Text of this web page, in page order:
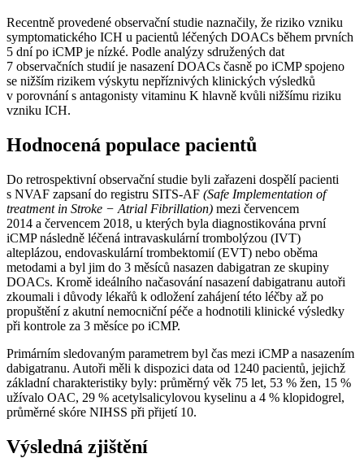
Recentně provedené observační studie naznačily, že riziko vzniku
symptomatického ICH u pacientů léčených DOACs během prvních
5 dní po iCMP je nízké. Podle analýzy sdružených dat
7 observačních studií je nasazení DOACs časně po iCMP spojeno
se nižším rizikem výskytu nepříznivých klinických výsledků
v porovnání s antagonisty vitaminu K hlavně kvůli nižšímu riziku
vzniku ICH.
Hodnocená populace pacientů
Do retrospektivní observační studie byli zařazeni dospělí pacienti
s NVAF zapsaní do registru SITS-AF (Safe Implementation of
treatment in Stroke −⁠ Atrial Fibrillation) mezi červencem
2014 a červencem 2018, u kterých byla diagnostikována první
iCMP následně léčená intravaskulární trombolýzou (IVT)
alteplázou, endovaskulární trombektomií (EVT) nebo oběma
metodami a byl jim do 3 měsíců nasazen dabigatran ze skupiny
DOACs. Kromě ideálního načasování nasazení dabigatranu autoři
zkoumali i důvody lékařů k odložení zahájení této léčby až po
propuštění z akutní nemocniční péče a hodnotili klinické výsledky
při kontrole za 3 měsíce po iCMP.
Primárním sledovaným parametrem byl čas mezi iCMP a nasazením
dabigatranu. Autoři měli k dispozici data od 1240 pacientů, jejichž
základní charakteristiky byly: průměrný věk 75 let, 53 % žen, 15 %
užívalo OAC, 29 % acetylsalicylovou kyselinu a 4 % klopidogrel,
průměrné skóre NIHSS při přijetí 10.
Výsledná zjištění